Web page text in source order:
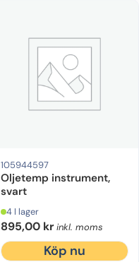
105944597
Oljetemp instrument,
svart
4 I lager
895,00 kr inkl. moms
Köp nu